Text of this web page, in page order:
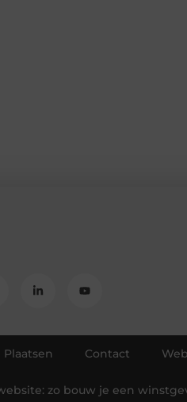
Contact
zo bouw je een